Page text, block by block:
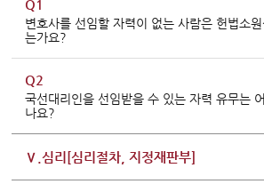
Q1
변호사를 선임할 자력이 없는 사람은 헌법소
는가요?
Q2
국선대리인을 선임받을 수 있는 자력 유무는
나요?
Ⅴ.심리[심리절차, 지정재판부]